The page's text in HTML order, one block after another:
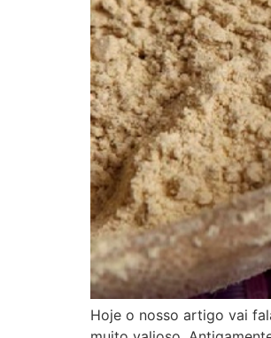
Hoje o nosso artigo vai